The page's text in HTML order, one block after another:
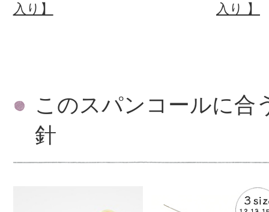
入り】
入り 】
このスパンコールに合
針